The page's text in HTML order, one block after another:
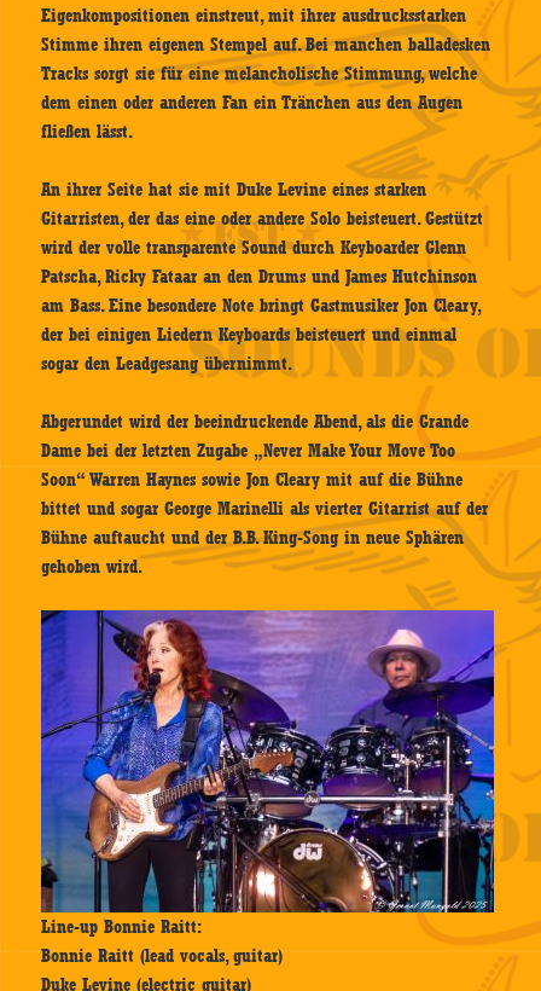
Eigenkompositionen einstreut, mit ihrer ausdrucksstarken
Stimme ihren eigenen Stempel auf. Bei manchen balladesken
Tracks sorgt sie für eine melancholische Stimmung, welche
dem einen oder anderen Fan ein Tränchen aus den Augen
fließen lässt.
An ihrer Seite hat sie mit Duke Levine eines starken
Gitarristen, der das eine oder andere Solo beisteuert. Gestützt
wird der volle transparente Sound durch Keyboarder Glenn
Patscha, Ricky Fataar an den Drums und James Hutchinson
am Bass.Eine besondere Note bringt Gastmusiker Jon Cleary,
der bei einigen Liedern Keyboards beisteuert und einmal
sogar den Leadgesang übernimmt.
Abgerundet wird der beeindruckende Abend, als die Grande
Dame bei der letzten Zugabe „Never Make Your Move Too
Soon“ Warren Haynes sowie Jon Cleary mit auf die Bühne
bittet und sogar George Marinelli als vierter Gitarrist auf der
Bühne auftaucht und der B.B. King-Song in neue Sphären
gehoben wird.
Line-up Bonnie Raitt:
Bonnie Raitt (lead vocals, guitar)
Duke Levine (electric guitar)